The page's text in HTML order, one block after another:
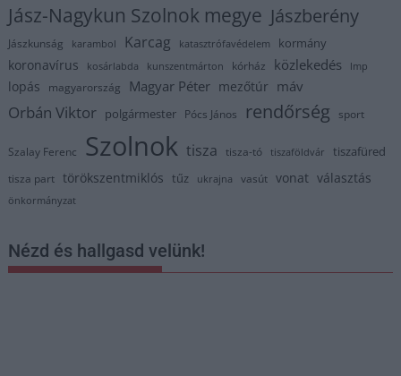
Jász-Nagykun Szolnok megye Jászberény
Jászkunság karambol Karcag katasztrófavédelem kormány
koronavírus kosárlabda kunszentmárton kórház közlekedés lmp
lopás magyarország Magyar Péter mezőtúr máv
Orbán Viktor polgármester Pócs János rendőrség sport
Szalay Ferenc Szolnok tisza tisza-tó tiszaföldvár tiszafüred
tisza part törökszentmiklós tűz ukrajna vasút vonat választás
önkormányzat
Nézd és hallgasd velünk!